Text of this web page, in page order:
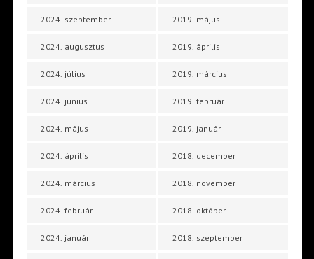
2024. szeptember
2024. augusztus
2024. július
2024. június
2024. május
2024. április
2024. március
2024. február
2024. január
2019. május
2019. április
2019. március
2019. február
2019. január
2018. december
2018. november
2018. október
2018. szeptember